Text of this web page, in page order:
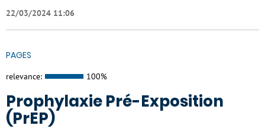
22/03/2024 11:06
PAGES
relevance: 100%
Prophylaxie Pré-Exposition
(PrEP)